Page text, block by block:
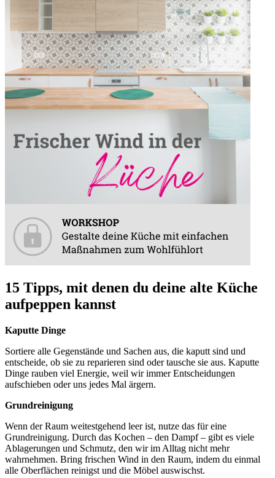
15 Tipps, mit denen du deine alte Küche
aufpeppen kannst
Kaputte Dinge
Sortiere alle Gegenstände und Sachen aus, die kaputt sind und
entscheide, ob sie zu reparieren sind oder tausche sie aus. Kaputte
Dinge rauben viel Energie, weil wir immer Entscheidungen
aufschieben oder uns jedes Mal ärgern.
Grundreinigung
Wenn der Raum weitestgehend leer ist, nutze das für eine
Grundreinigung. Durch das Kochen – den Dampf – gibt es viele
Ablagerungen und Schmutz, den wir im Alltag nicht mehr
wahrnehmen. Bring frischen Wind in den Raum, indem du einmal
alle Oberflächen reinigst und die Möbel auswischst.